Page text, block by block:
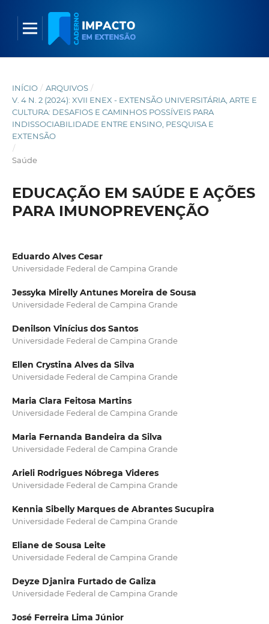
INÍCIO / ARQUIVOS /
V. 4 N. 2 (2024): XVII ENEX - EXTENSÃO UNIVERSITÁRIA, ARTE E
CULTURA: DESAFIOS E CAMINHOS POSSÍVEIS PARA
INDISSOCIABILIDADE ENTRE ENSINO, PESQUISA E
EXTENSÃO
/
Saúde
EDUCAÇÃO EM SAÚDE E AÇÕES
PARA IMUNOPREVENÇÃO
Eduardo Alves Cesar
Universidade Federal de Campina Grande
Jessyka Mirelly Antunes Moreira de Sousa
Universidade Federal de Campina Grande
Denilson Vinícius dos Santos
Universidade Federal de Campina Grande
Ellen Crystina Alves da Silva
Universidade Federal de Campina Grande
Maria Clara Feitosa Martins
Universidade Federal de Campina Grande
Maria Fernanda Bandeira da Silva
Universidade Federal de Campina Grande
Arieli Rodrigues Nóbrega Videres
Universidade Federal de Campina Grande
Kennia Sibelly Marques de Abrantes Sucupira
Universidade Federal de Campina Grande
Eliane de Sousa Leite
Universidade Federal de Campina Grande
Deyze Djanira Furtado de Galiza
Universidade Federal de Campina Grande
José Ferreira Lima Júnior